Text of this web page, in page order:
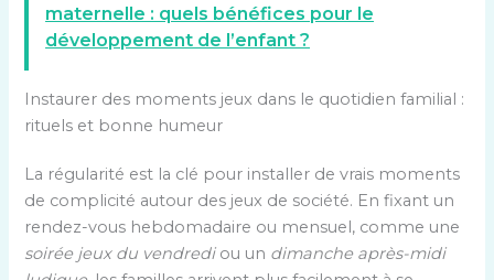
maternelle : quels bénéfices pour le
développement de l’enfant ?
Instaurer des moments jeux dans le quotidien familial :
rituels et bonne humeur
La régularité est la clé pour installer de vrais moments
de complicité autour des jeux de société. En fixant un
rendez-vous hebdomadaire ou mensuel, comme une
soirée jeux du vendrediou un dimanche après-midi